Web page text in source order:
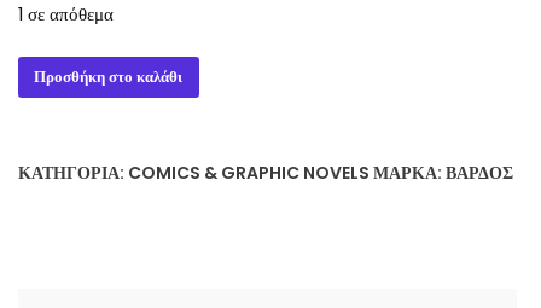
1 σε απόθεμα
LEGION
OF
&
Προσθήκη στο καλάθι
ΚΑΤΗΓΟΡΊΑ: COMICS & GRAPHIC NOVELS ΜΆΡΚΑ: ΒΆΡΔΟΣ